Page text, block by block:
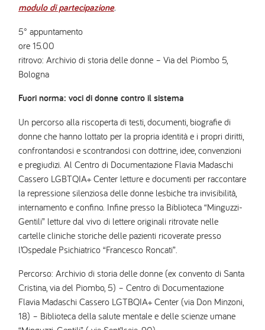
modulo di partecipazione.
5° appuntamento
ore 15.00
ritrovo: Archivio di storia delle donne – Via del Piombo 5,
Bologna
Fuori norma: voci di donne contro il sistema
Un percorso alla riscoperta di testi, documenti, biografie di
donne che hanno lottato per la propria identità e i propri diritti,
confrontandosi e scontrandosi con dottrine, idee, convenzioni
e pregiudizi. Al Centro di Documentazione Flavia Madaschi
Cassero LGBTQIA+ Center letture e documenti per raccontare
la repressione silenziosa delle donne lesbiche tra invisibilità,
internamento e confino. Infine presso la Biblioteca “Minguzzi-
Gentili” letture dal vivo di lettere originali ritrovate nelle
cartelle cliniche storiche delle pazienti ricoverate presso
l’Ospedale Psichiatrico “Francesco Roncati”.
Percorso: Archivio di storia delle donne (ex convento di Santa
Cristina, via del Piombo, 5) – Centro di Documentazione
Flavia Madaschi Cassero LGTBQIA+ Center (via Don Minzoni,
18) – Biblioteca della salute mentale e delle scienze umane